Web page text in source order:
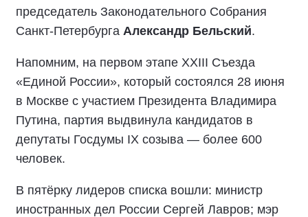
председатель Законодательного Собрания
Санкт-Петербурга Александр Бельский.
Напомним, на первом этапе XXIII Съезда
«Единой России», который состоялся 28 июня
в Москве с участием Президента Владимира
Путина, партия выдвинула кандидатов в
депутаты Госдумы IX созыва — более 600
человек.
В пятёрку лидеров списка вошли: министр
иностранных дел России Сергей Лавров; мэр